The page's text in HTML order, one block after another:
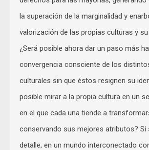
la superación de la marginalidad y
valorización de las propias culturas y
¿Será posible ahora dar un paso más
convergencia consciente de los
culturales sin que éstos resignen su
posible mirar a la propia cultura en un
en el que cada una tiende a
conservando sus mejores atributos? Si
detalle, en un mundo interconectado